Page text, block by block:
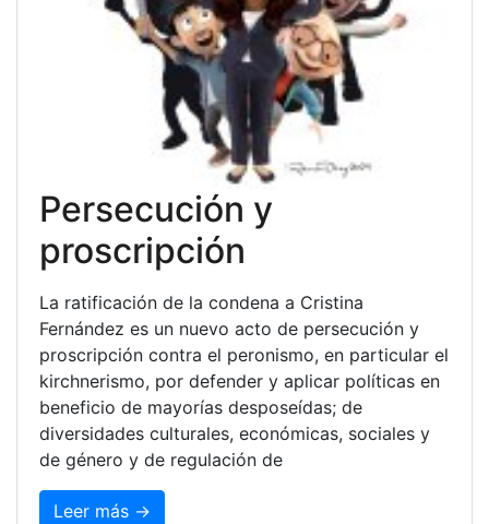
Persecución y
proscripción
La ratificación de la condena a Cristina
Fernández es un nuevo acto de persecución y
proscripción contra el peronismo, en particular el
kirchnerismo, por defender y aplicar políticas en
beneficio de mayorías desposeídas; de
diversidades culturales, económicas, sociales y
de género y de regulación de
Leer más →